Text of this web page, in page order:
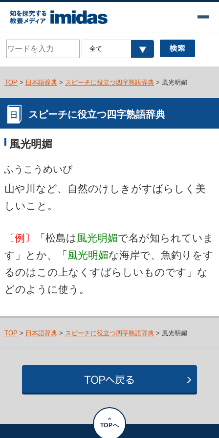
TOP > 日本語辞典> スピーチに役立つ四字熟語辞典> 風光明媚
スピーチに役立つ四字熟語辞典
風光明媚
ふうこうめいび
山や川など、自然のけしきがすばらしく美
しいこと。
〔例〕 「松島は 風光明媚で名が知られていま
す」とか、「 風光明媚な海岸で、魚釣りをす
るのはこの上なくすばらしいものです」な
どのように使う。
TOP > 日本語辞典> スピーチに役立つ四字熟語辞典> 風光明媚
TOPへ